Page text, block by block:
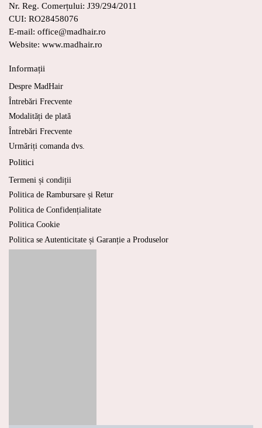
Nr. Reg. Comerțului: J39/294/2011
CUI: RO28458076
E-mail: office@madhair.ro
Website: www.madhair.ro
Informații
Despre MadHair
Întrebări Frecvente
Modalități de plată
Întrebări Frecvente
Urmăriți comanda dvs.
Politici
Termeni și condiții
Politica de Rambursare și Retur
Politica de Confidențialitate
Politica Cookie
Politica se Autenticitate și Garanție a Produselor